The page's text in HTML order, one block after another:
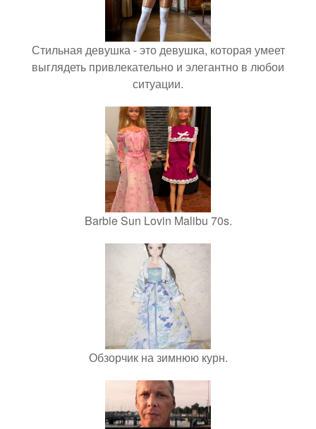
Стильная девушка - это девушка, которая умеет
выглядеть привлекательно и элегантно в любои
ситуации.
Barbie Sun Lovin Malibu 70s.
Обзорчик на зимнюю курн.